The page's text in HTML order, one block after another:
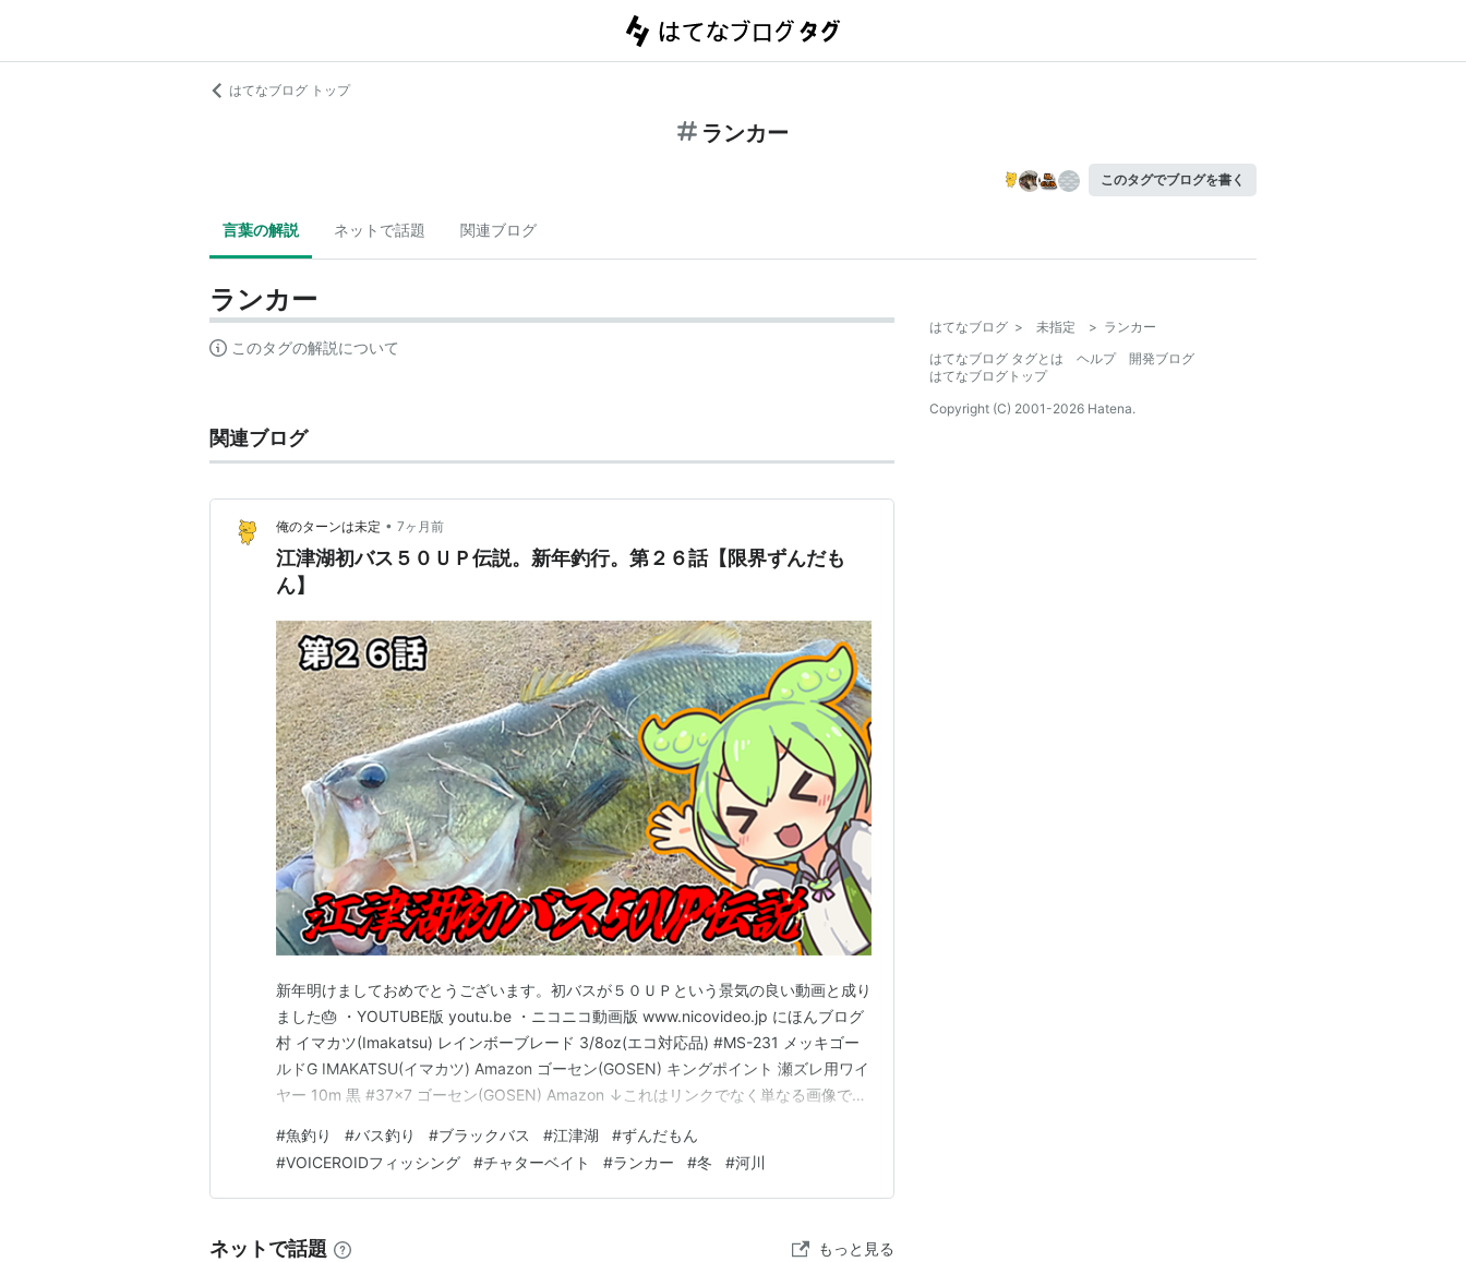
はてなブログ トップ
ランカー
このタグでブログを書く
言葉の解説 ネットで話題 関連ブログ
ランカー
このタグの解説について
関連ブログ
俺のターンは未定 • 7ヶ月前
江津湖初バス５０ＵＰ伝説。新年釣行。第２６話【限界ずんだも
ん】
新年明けましておめでとうございます。初バスが５０ＵＰという景気の良い動画と成り
ました🎂 ・YOUTUBE版 youtu.be ・ニコニコ動画版 www.nicovideo.jp にほんブログ
村 イマカツ(Imakatsu) レインボーブレード 3/8oz(エコ対応品) #MS-231 メッキゴー
ルドG IMAKATSU(イマカツ) Amazon ゴーセン(GOSEN) キングポイント 瀬ズレ用ワイ
ヤー 10m 黒 #37×7 ゴーセン(GOSEN) Amazon ↓これはリンクでなく単なる画像で
#魚釣り #バス釣り #ブラックバス #江津湖 #ずんだもん
#VOICEROIDフィッシング #チャターベイト #ランカー #冬 #河川
ネットで話題 もっと見る
はてなブログ > 未指定 > ランカー
はてなブログ タグとは
ヘルプ
開発ブログ
はてなブログトップ
Copyright (C) 2001-2026 Hatena.